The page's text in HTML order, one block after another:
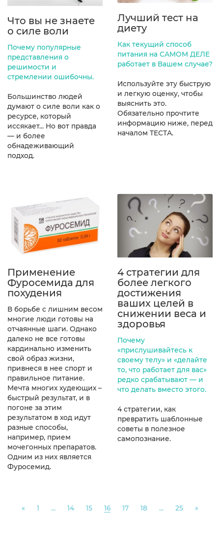
Что вы не знаете
о силе воли
Почему популярные
представления о
решимости и
стремлении ошибочны.
Большинство людей
думают о силе воли как о
ресурсе, который
иссякает... Но вот правда
— и более
обнадеживающий
подход.
Лучший тест на
диету
Как текущий способ
питания на САМОМ ДЕЛЕ
работает в Вашем случае?
Используйте эту быструю
и легкую оценку, чтобы
выяснить это.
Обязательно прочтите
информацию ниже, перед
началом ТЕСТА.
Применение
Фуросемида для
похудения
В борьбе с лишним весом
многие люди готовы на
отчаянные шаги. Однако
далеко не все готовы
кардинально изменить
свой образ жизни,
привнеся в нее спорт и
правильное питание.
Мечта многих худеющих –
быстрый результат, и в
погоне за этим
результатом в ход идут
разные способы,
например, прием
мочегонных препаратов.
Одним из них является
Фуросемид.
4 стратегии для
более легкого
достижения
ваших целей в
снижении веса и
здоровья
Почему
«прислушивайтесь к
своему телу» и «делайте
то, что работает для вас»
редко срабатывают — и
что делать вместо этого.
4 стратегии, как
превратить шаблонные
советы в полезное
самопознание.
«Previous
1 ... 14 15 16 17 18 ... 25 »